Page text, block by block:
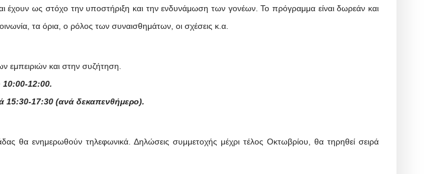
έχουν ως στόχο την υποστήριξη και την ενδυνάμωση των γονέων. Το πρόγραμμα είναι δωρεάν και
τα όρια, ο ρόλος των συναισθημάτων, οι σχέσεις κ.α.
εμπειριών και στην συζήτηση.
10:00-12:00.
15:30-17:30 (ανά δεκαπενθήμερο).
θα ενημερωθούν τηλεφωνικά. Δηλώσεις συμμετοχής μέχρι τέλος Οκτωβρίου, θα τηρηθεί σειρά